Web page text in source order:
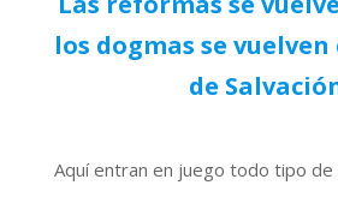
los dogmas se
de
Aquí entran en juego todo tipo